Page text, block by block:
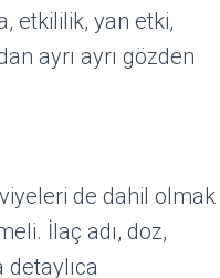
etkililik, yan etki,
ayrı ayrı gözden
de dahil olmak
İlaç adı, doz,
detaylıca